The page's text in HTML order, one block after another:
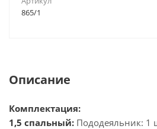
865/1
Описание
Комплектация:
1,5 спальный: Пододеяльник: 1